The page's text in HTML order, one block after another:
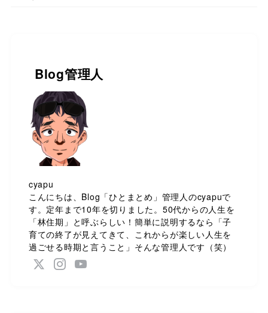
Blog管理人
cyapu
こんにちは、Blog「ひとまとめ」管理人のcyapuで
す。定年まで10年を切りました。50代からの人生を
「林住期」と呼ぶらしい！簡単に説明するなら「子
育ての終了が見えてきて、これからが楽しい人生を
過ごせる時期と言うこと」そんな管理人です（笑）